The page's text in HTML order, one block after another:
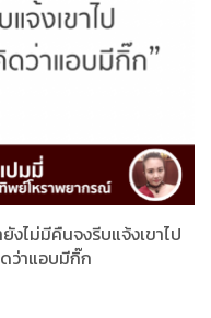
ไม่มีคืนจงรีบแจ้งเขาไป
ว่าแอบมีกิ๊ก